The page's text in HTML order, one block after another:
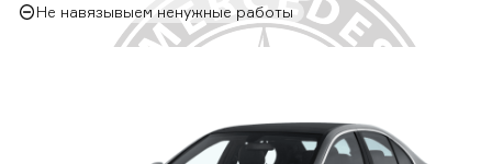
Не навязывыем ненужные работы